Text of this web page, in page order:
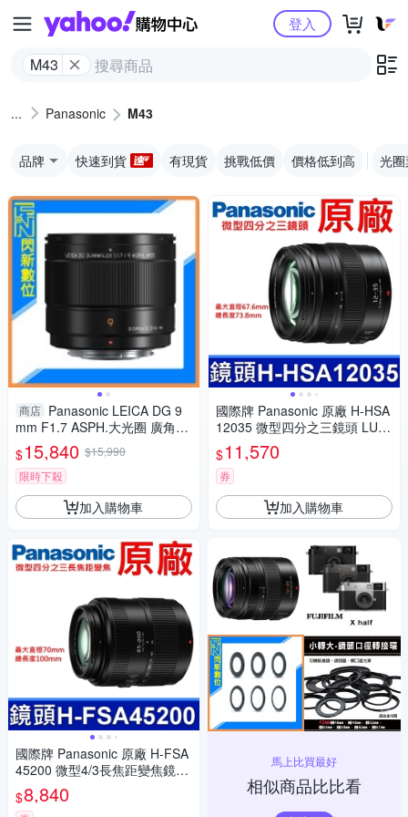
Yahoo購物中心
M43
登入
Panasonic M43
品牌 快速到貨 有現貨 挑戰低價 價格低到高 光
商店 Panasonic LEICA DG 9
mm F1.7 ASPH.大光圈 廣角定
焦 微距(公司貨)
$15,840 $15,990
限時下殺
加入購物車
國際牌 Panasonic 原廠 H-FSA
45200 微型4/3長焦距變焦鏡頭
LUMIX G X VARIO 45-200mm
單眼鏡頭 相機
$8,840
國際牌 Panasonic 原廠 H-HSA
12035 微型四分之三鏡頭 LUMI
X G X VARIO 12-35mm 相機
$11,570
券
加入購物車
馬上比買最好
相似商品比比看